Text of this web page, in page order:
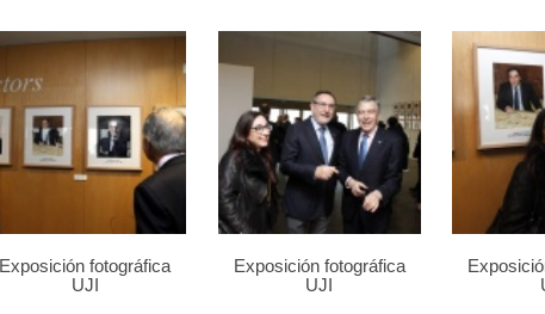
Exposición fotográfica
UJI
Exposición fotográfica
UJI